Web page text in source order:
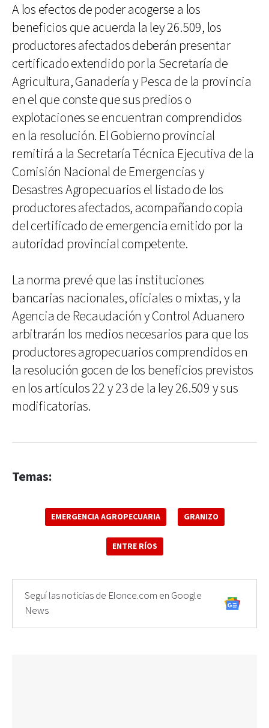
A los efectos de poder acogerse a los
beneficios que acuerda la ley 26.509, los
productores afectados deberán presentar
certificado extendido por la Secretaría de
Agricultura, Ganadería y Pesca de la provincia
en el que conste que sus predios o
explotaciones se encuentran comprendidos
en la resolución. El Gobierno provincial
remitirá a la Secretaría Técnica Ejecutiva de la
Comisión Nacional de Emergencias y
Desastres Agropecuarios el listado de los
productores afectados, acompañando copia
del certificado de emergencia emitido por la
autoridad provincial competente.
La norma prevé que las instituciones
bancarias nacionales, oficiales o mixtas, y la
Agencia de Recaudación y Control Aduanero
arbitrarán los medios necesarios para que los
productores agropecuarios comprendidos en
la resolución gocen de los beneficios previstos
en los artículos 22 y 23 de la ley 26.509 y sus
modificatorias.
Temas:
EMERGENCIA AGROPECUARIA GRANIZO
ENTRE RÍOS
Seguí las noticias de Elonce.com en Google
News